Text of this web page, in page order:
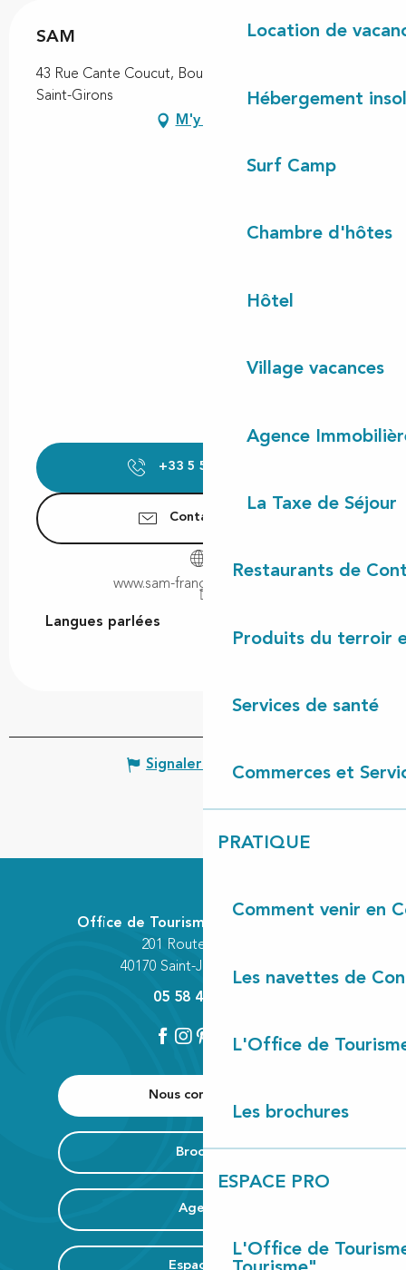
Location de
Hébergement
Surf Camp
Chambre d'hôtes
Hôtel
Village vacances
Agence
La Taxe de Séjour
Restaurants de
Produits du terroir
Services de santé
Commerces et
PRATIQUE
Comment venir en
Les navettes de
L'Office de
Les brochures
ESPACE PRO
L'Office de
SAM
43 Rue Cante Coucut, Bourg de Vielle, 40560 Vielle-
Saint-Girons
M'y rendre
+33 5 58 89 11
Contactez-nous
www.sam-franginsfrangines.fr
Langues parlées
Langues parlées
Signaler une erreur
Nous contacter
Brochure
Agenda
Espace Pro
Office de Tourisme Communautaire
201 Route des Lacs
40170 Saint-Julien-en-Born
05 58 42 89 80